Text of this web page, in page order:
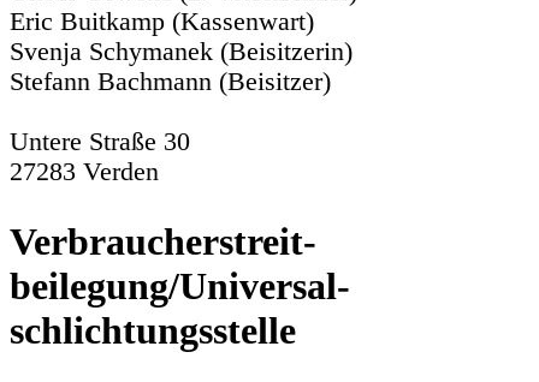
Eric Buitkamp (Kassenwart)
Svenja Schymanek (Beisitzerin)
Stefann Bachmann (Beisitzer)
Untere Straße 30
27283 Verden
Verbraucher­streit­
beilegung/Universal­
schlichtungs­stelle